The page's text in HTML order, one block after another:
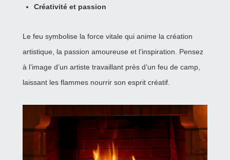
Créativité et passion
Le feu symbolise la force vitale qui anime la création
artistique, la passion amoureuse et l’inspiration. Pensez
à l’image d’un artiste travaillant près d’un feu de camp,
laissant les flammes nourrir son esprit créatif.